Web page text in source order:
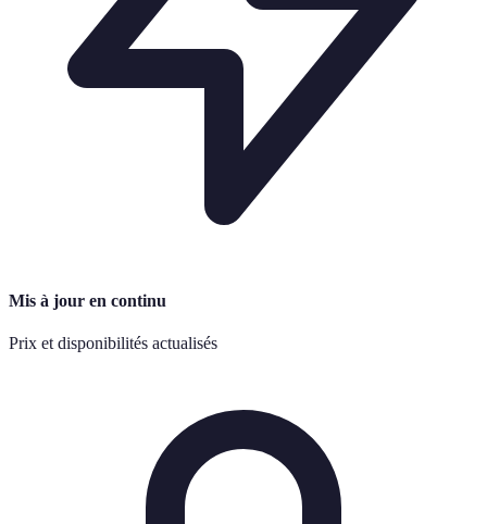
Mis à jour en continu
Prix et disponibilités actualisés